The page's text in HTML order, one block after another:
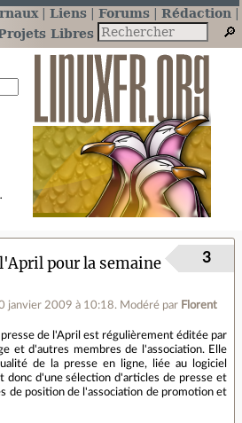
Liens Forums
Rédaction
Libres
pour la semaine
janvier 2009 à 10:18. Modéré par Florent
3
presse de l'April est régulièrement éditée par
et d'autres membres de l'association. Elle
de la presse en ligne, liée au logiciel
donc d'une sélection d'articles de presse et
de position de l'association de promotion et